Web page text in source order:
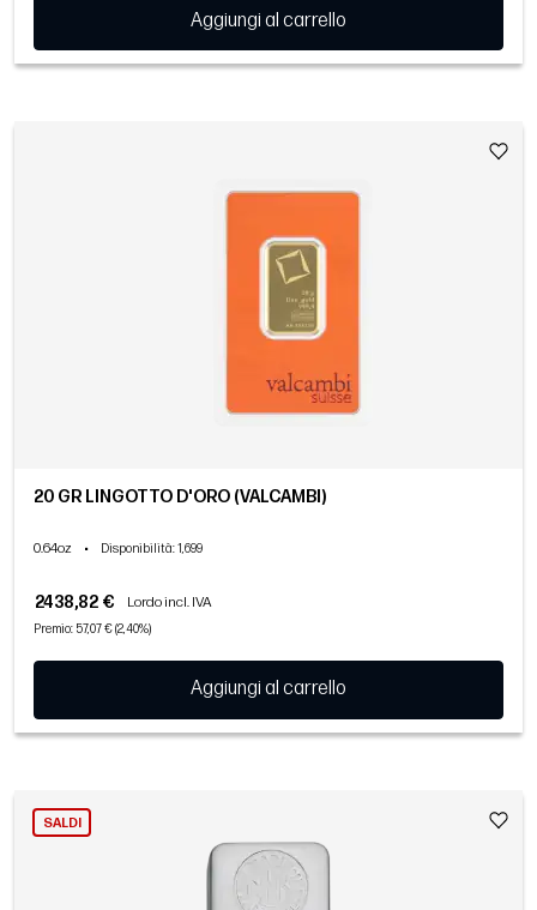
Aggiungi al carrello
20 GR LINGOTTO D'ORO (VALCAMBI)
0.64oz • Disponibilità: 1,699
2438,82 € Lordo incl. IVA
Premio: 57,07 € (2,40%)
Aggiungi al carrello
SALDI